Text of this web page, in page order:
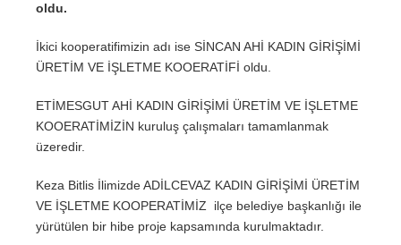
oldu.
İkici kooperatifimizin adı ise SİNCAN AHİ KADIN GİRİŞİMİ
ÜRETİM VE İŞLETME KOOERATİFİ oldu.
ETİMESGUT AHİ KADIN GİRİŞİMİ ÜRETİM VE İŞLETME
KOOERATİMİZİN kuruluş çalışmaları tamamlanmak
üzeredir.
Keza Bitlis İlimizde ADİLCEVAZ KADIN GİRİŞİMİ ÜRETİM
VE İŞLETME KOOPERATİMİZ ilçe belediye başkanlığı ile
yürütülen bir hibe proje kapsamında kurulmaktadır.